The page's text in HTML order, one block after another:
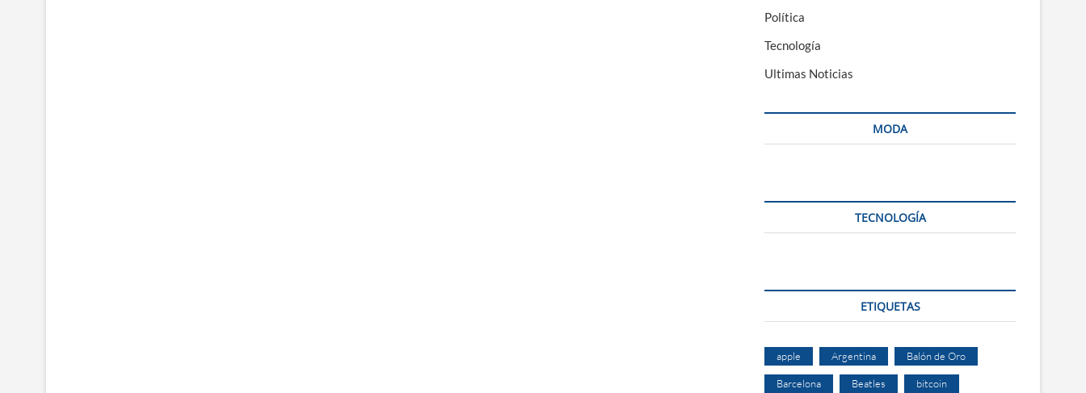
Política
Tecnología
Ultimas Noticias
MODA
TECNOLOGÍA
ETIQUETAS
apple Argentina Balón de Oro
Barcelona Beatles bitcoin